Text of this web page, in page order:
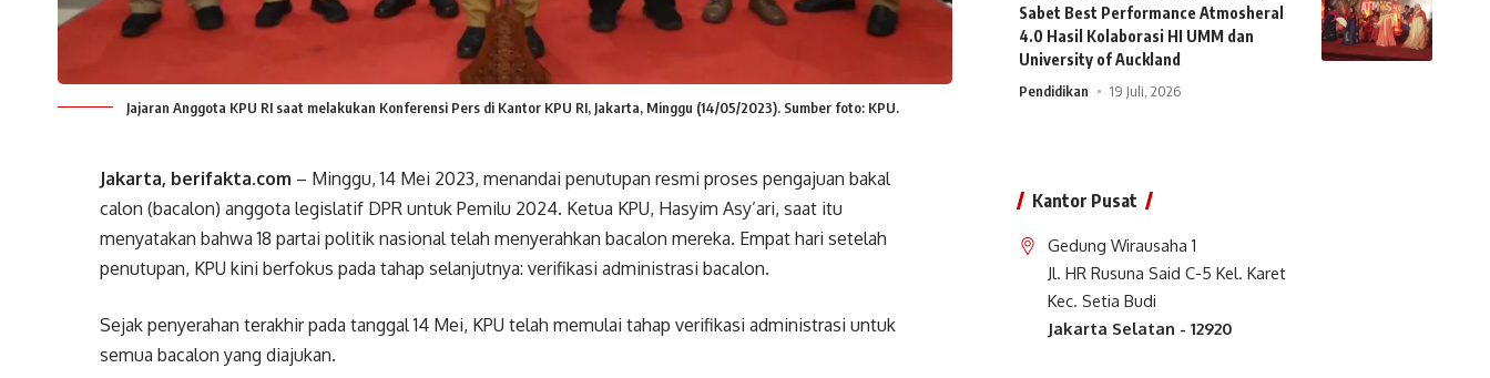
Jajaran Anggota KPU RI saat melakukan Konferensi Pers di Kantor KPU RI, Jakarta, Minggu (14/05/2023). Sumber foto: KPU.
Jakarta, berifakta.com – Minggu, 14 Mei 2023, menandai penutupan resmi proses pengajuan bakal
calon (bacalon) anggota legislatif DPR untuk Pemilu 2024. Ketua KPU, Hasyim Asy’ari, saat itu
menyatakan bahwa 18 partai politik nasional telah menyerahkan bacalon mereka. Empat hari setelah
penutupan, KPU kini berfokus pada tahap selanjutnya: verifikasi administrasi bacalon.
Sejak penyerahan terakhir pada tanggal 14 Mei, KPU telah memulai tahap verifikasi administrasi untuk
semua bacalon yang diajukan.
Sabet Best Performance Atmosheral
4.0 Hasil Kolaborasi HI UMM dan
University of Auckland
Pendidikan 19 Juli, 2026
Kantor Pusat
Gedung Wirausaha 1
Jl. HR Rusuna Said C-5 Kel. Karet
Kec. Setia Budi
Jakarta Selatan - 12920